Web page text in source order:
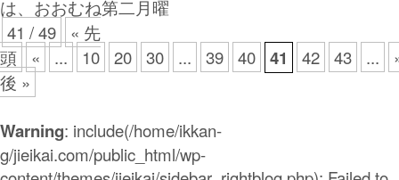
は、おおむね第二月曜
41 / 49
« 先
頭
« ... 10 20 30 ... 39 40 41 42 43 ...
後 »
Warning: include(/home/ikkan-
g/jieikai.com/public_html/wp-